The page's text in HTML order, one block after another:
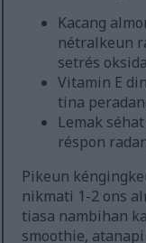
Kacang
nétralkeun
setrés
Vitamin E
tina
Lemak
réspon
Pikeun
nikmati 1-2 ons
tiasa nambihan
smoothie,